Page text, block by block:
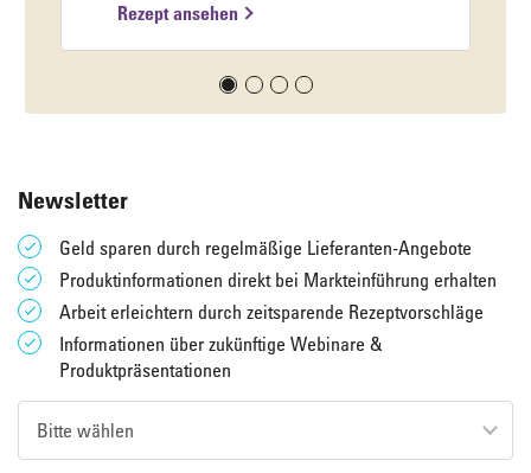
Rezept ansehen
Newsletter
Geld sparen durch regelmäßige Lieferanten-Angebote
Produktinformationen direkt bei Markteinführung erhalten
Arbeit erleichtern durch zeitsparende Rezeptvorschläge
Informationen über zukünftige Webinare &
Produktpräsentationen